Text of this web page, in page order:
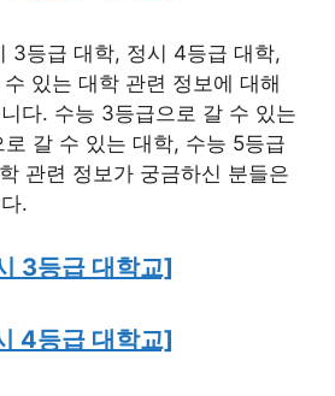
3등급 대학, 정시 4등급 대학,
있는 대학 관련 정보에 대해
다. 수능 3등급으로 갈 수 있는
갈 수 있는 대학, 수능 5등급
관련 정보가 궁금하신 분들은
.
3등급 대학교]
4등급 대학교]